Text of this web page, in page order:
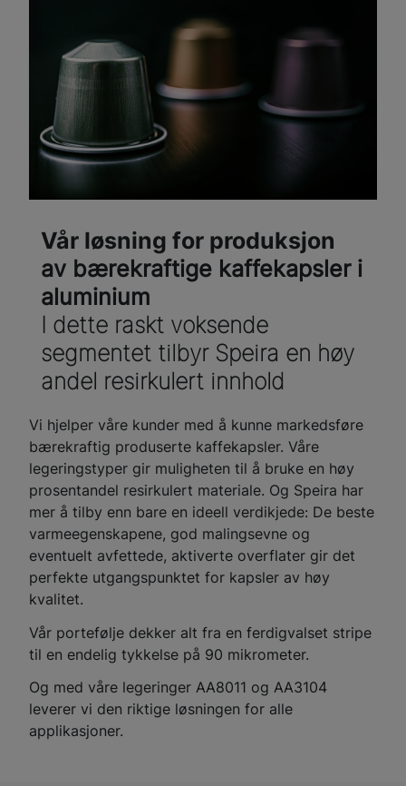
Vår løsning for produksjon
av bærekraftige kaffekapsler i
aluminium
I dette raskt voksende
segmentet tilbyr Speira en høy
andel resirkulert innhold
Vi hjelper våre kunder med å kunne markedsføre
bærekraftig produserte kaffekapsler. Våre
legeringstyper gir muligheten til å bruke en høy
prosentandel resirkulert materiale. Og Speira har
mer å tilby enn bare en ideell verdikjede: De beste
varmeegenskapene, god malingsevne og
eventuelt avfettede, aktiverte overflater gir det
perfekte utgangspunktet for kapsler av høy
kvalitet.
Vår portefølje dekker alt fra en ferdigvalset stripe
til en endelig tykkelse på 90 mikrometer.
Og med våre legeringer AA8011 og AA3104
leverer vi den riktige løsningen for alle
applikasjoner.